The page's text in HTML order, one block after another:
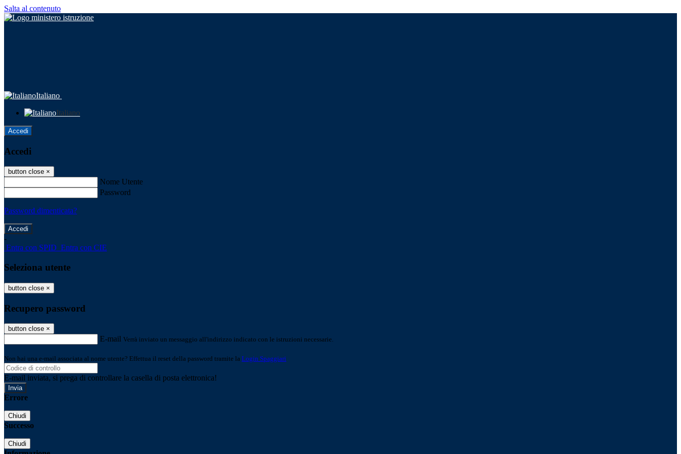
Salta al contenuto
Italiano
Italiano
Accedi
Accedi
button close ×
Nome Utente
Password
Password dimenticata?
-
Entra con SPID Entra con CIE
Seleziona utente
button close ×
Recupero password
button close ×
E-mail Verrà inviato un messaggio all'indirizzo indicato con le istruzioni necessarie.
Non hai una e-mail associata al nome utente? Effettua il reset della password tramite la Login Spaggiari
E-mail inviata, si prega di controllare la casella di posta elettronica!
Errore
Chiudi
Successo
Chiudi